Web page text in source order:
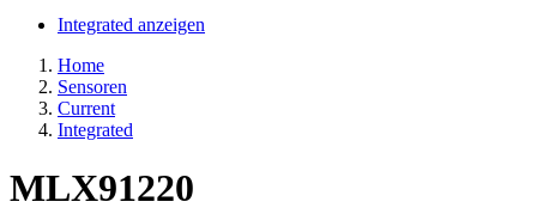
Integrated anzeigen
Home
Sensoren
Current
Integrated
MLX91220